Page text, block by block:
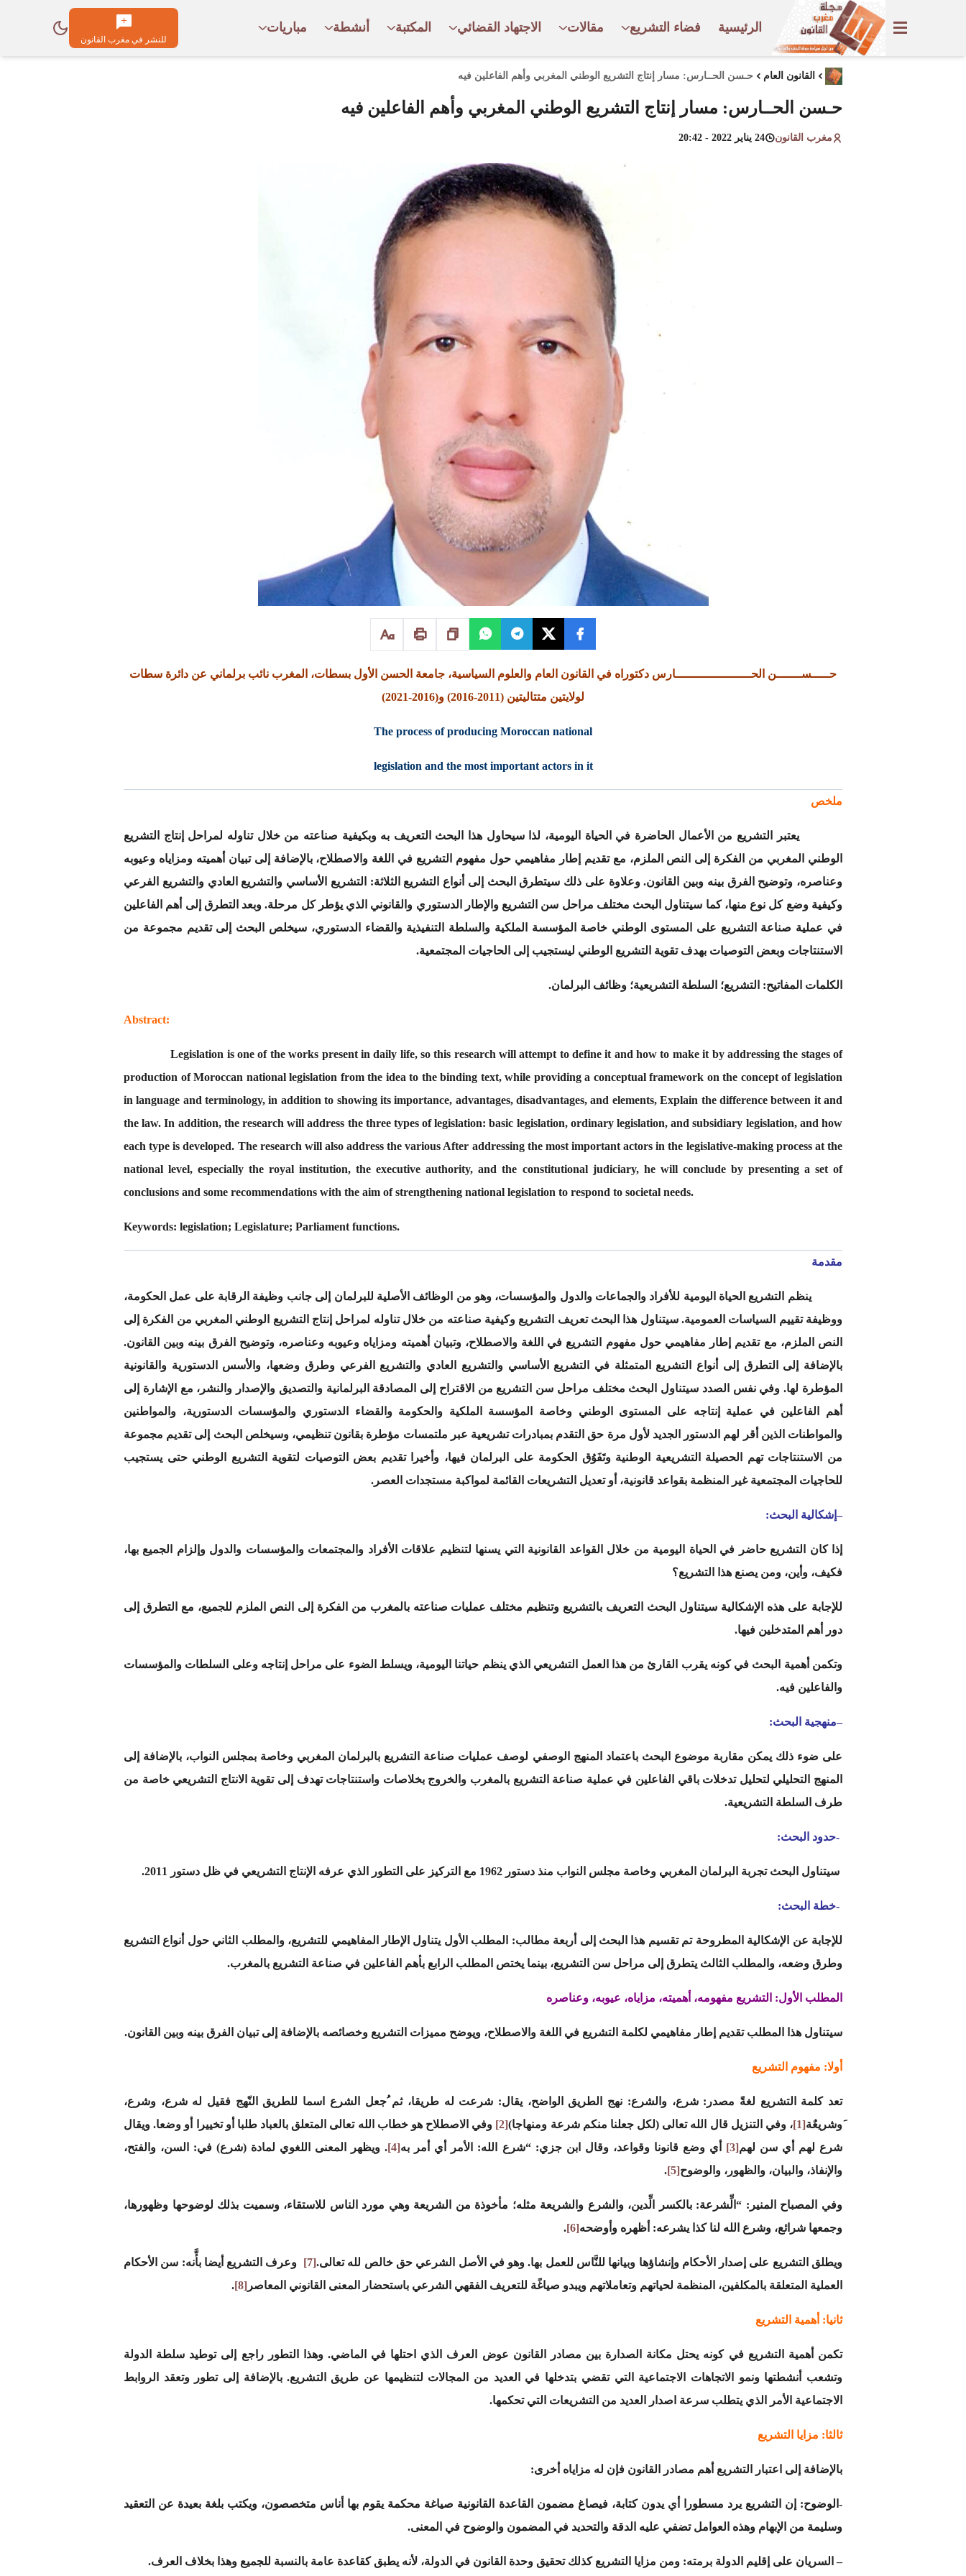
الرئيسية فضاء التشريع مقالات الاجتهاد القضائي المكتبة أنشطة مباريات
للنشر في مغرب القانون
القانون العام حـسن الحــارس: مسار إنتاج التشريع الوطني المغربي وأهم الفاعلين فيه
حـسن الحــارس: مسار إنتاج التشريع الوطني المغربي وأهم الفاعلين فيه
مغرب القانون 24 يناير 2022 - 20:42
حـــــســـــــن الحـــــــــــــــــــــارس دكتوراه في القانون العام والعلوم السياسية، جامعة الحسن الأول بسطات، المغرب نائب برلماني عن دائرة سطات
لولايتين متتاليتين (2011-2016) و(2016-2021)
The process of producing Moroccan national
legislation and the most important actors in it
ملخص
يعتبر التشريع من الأعمال الحاضرة في الحياة اليومية، لذا سيحاول هذا البحث التعريف به وبكيفية صناعته من خلال تناوله لمراحل إنتاج التشريع
الوطني المغربي من الفكرة إلى النص الملزم، مع تقديم إطار مفاهيمي حول مفهوم التشريع في اللغة والاصطلاح، بالإضافة إلى تبيان أهميته ومزاياه وعيوبه
وعناصره، وتوضيح الفرق بينه وبين القانون. وعلاوة على ذلك سيتطرق البحث إلى أنواع التشريع الثلاثة: التشريع الأساسي والتشريع العادي والتشريع الفرعي
وكيفية وضع كل نوع منها، كما سيتناول البحث مختلف مراحل سن التشريع والإطار الدستوري والقانوني الذي يؤطر كل مرحلة. وبعد التطرق إلى أهم الفاعلين
في عملية صناعة التشريع على المستوى الوطني خاصة المؤسسة الملكية والسلطة التنفيذية والقضاء الدستوري، سيخلص البحث إلى تقديم مجموعة من
الاستنتاجات وبعض التوصيات بهدف تقوية التشريع الوطني ليستجيب إلى الحاجيات المجتمعية.
الكلمات المفاتيح: التشريع؛ السلطة التشريعية؛ وظائف البرلمان.
Abstract:
Legislation is one of the works present in daily life, so this research will attempt to define it and how to make it by addressing the stages of
production of Moroccan national legislation from the idea to the binding text, while providing a conceptual framework on the concept of legislation
in language and terminology, in addition to showing its importance, advantages, disadvantages, and elements, Explain the difference between it and
the law. In addition, the research will address the three types of legislation: basic legislation, ordinary legislation, and subsidiary legislation, and how
each type is developed. The research will also address the various After addressing the most important actors in the legislative-making process at the
national level, especially the royal institution, the executive authority, and the constitutional judiciary, he will conclude by presenting a set of
conclusions and some recommendations with the aim of strengthening national legislation to respond to societal needs.
Keywords: legislation; Legislature; Parliament functions.
مقدمة
ينظم التشريع الحياة اليومية للأفراد والجماعات والدول والمؤسسات، وهو من الوظائف الأصلية للبرلمان إلى جانب وظيفة الرقابة على عمل الحكومة،
ووظيفة تقييم السياسات العمومية. سيتناول هذا البحث تعريف التشريع وكيفية صناعته من خلال تناوله لمراحل إنتاج التشريع الوطني المغربي من الفكرة إلى
النص الملزم، مع تقديم إطار مفاهيمي حول مفهوم التشريع في اللغة والاصطلاح، وتبيان أهميته ومزاياه وعيوبه وعناصره، وتوضيح الفرق بينه وبين القانون.
بالإضافة إلى التطرق إلى أنواع التشريع المتمثلة في التشريع الأساسي والتشريع العادي والتشريع الفرعي وطرق وضعها، والأسس الدستورية والقانونية
المؤطرة لها. وفي نفس الصدد سيتناول البحث مختلف مراحل سن التشريع من الاقتراح إلى المصادقة البرلمانية والتصديق والإصدار والنشر، مع الإشارة إلى
أهم الفاعلين في عملية إنتاجه على المستوى الوطني وخاصة المؤسسة الملكية والحكومة والقضاء الدستوري والمؤسسات الدستورية، والمواطنين
والمواطنات الذين أقر لهم الدستور الجديد لأول مرة حق التقدم بمبادرات تشريعية عبر ملتمسات مؤطرة بقانون تنظيمي، وسيخلص البحث إلى تقديم مجموعة
من الاستنتاجات تهم الحصيلة التشريعية الوطنية وتَفَوُق الحكومة على البرلمان فيها، وأخيرا تقديم بعض التوصيات لتقوية التشريع الوطني حتى يستجيب
للحاجيات المجتمعية غير المنظمة بقواعد قانونية، أو تعديل التشريعات القائمة لمواكبة مستجدات العصر.
– إشكالية البحث:
إذا كان التشريع حاضر في الحياة اليومية من خلال القواعد القانونية التي يسنها لتنظيم علاقات الأفراد والمجتمعات والمؤسسات والدول وإلزام الجميع بها،
فكيف، وأين، ومن يصنع هذا التشريع؟
للإجابة على هذه الإشكالية سيتناول البحث التعريف بالتشريع وتنظيم مختلف عمليات صناعته بالمغرب من الفكرة إلى النص الملزم للجميع، مع التطرق إلى
دور أهم المتدخلين فيها.
وتكمن أهمية البحث في كونه يقرب القارئ من هذا العمل التشريعي الذي ينظم حياتنا اليومية، ويسلط الضوء على مراحل إنتاجه وعلى السلطات والمؤسسات
والفاعلين فيه.
–منهجية البحث:
على ضوء ذلك يمكن مقاربة موضوع البحث باعتماد المنهج الوصفي لوصف عمليات صناعة التشريع بالبرلمان المغربي وخاصة بمجلس النواب، بالإضافة إلى
المنهج التحليلي لتحليل تدخلات باقي الفاعلين في عملية صناعة التشريع بالمغرب والخروج بخلاصات واستنتاجات تهدف إلى تقوية الانتاج التشريعي خاصة من
طرف السلطة التشريعية.
-حدود البحث:
سيتناول البحث تجربة البرلمان المغربي وخاصة مجلس النواب منذ دستور 1962 مع التركيز على التطور الذي عرفه الإنتاج التشريعي في ظل دستور 2011.
-خطة البحث:
للإجابة عن الإشكالية المطروحة تم تقسيم هذا البحث إلى أربعة مطالب: المطلب الأول يتناول الإطار المفاهيمي للتشريع، والمطلب الثاني حول أنواع التشريع
وطرق وضعه، والمطلب الثالث يتطرق إلى مراحل سن التشريع، بينما يختص المطلب الرابع بأهم الفاعلين في صناعة التشريع بالمغرب.
المطلب الأول: التشريع مفهومه، أهميته، مزاياه، عيوبه، وعناصره
سيتناول هذا المطلب تقديم إطار مفاهيمي لكلمة التشريع في اللغة والاصطلاح، ويوضح مميزات التشريع وخصائصه بالإضافة إلى تبيان الفرق بينه وبين القانون.
أولا: مفهوم التشريع
تعد كلمة التشريع لغةً مصدر: شرع، والشرع: نهج الطريق الواضح، يقال: شرعت له طريقا، ثم ُجعل الشرع اسما للطريق النّهج فقيل له شرع، وشرع،
َوشريعٌة[1] ، وفي التنزيل قال الله تعالى (لكل جعلنا منكم شرعة ومنهاجا)[2]
وفي الاصطلاح هو خطاب الله تعالى المتعلق بالعباد طلبا أو تخييرا أو وضعا. ويقال
شرع لهم أي سن لهم[3] أي وضع قانونا وقواعد، وقال ابن جزي: “شرع الله: الأمر أي أمر به[4]
. ويظهر المعنى اللغوي لمادة (شرع) في: السن، والفتح،
والإنفاذ، والبيان، والظهور، والوضوح[5]
.
وفي المصباح المنير: “الِّشرعة: بالكسر الِّدين، والشرع والشريعة مثله؛ مأخوذة من الشريعة وهي مورد الناس للاستقاء، وسميت بذلك لوضوحها وظهورها،
وجمعها شرائع، وشرع الله لنا كذا يشرعه: أظهره وأوضحه[6]
.
ويطلق التشريع على إصدار الأحكام وإنشاؤها وبيانها للنَّاس للعمل بها. وهو في الأصل الشرعي حق خالص لله تعالى.[7]
وعرف التشريع أيضا بأَّنه: سن الأحكام
العملية المتعلقة بالمكلفين، المنظمة لحياتهم وتعاملاتهم ويبدو صياغًة للتعريف الفقهي الشرعي باستحضار المعنى القانوني المعاصر [8]
.
ثانيا: أهمية التشريع
تكمن أهمية التشريع في كونه يحتل مكانة الصدارة بين مصادر القانون عوض العرف الذي احتلها في الماضي. وهذا التطور راجع إلى توطيد سلطة الدولة
وتشعب أنشطتها ونمو الاتجاهات الاجتماعية التي تقضي بتدخلها في العديد من المجالات لتنظيمها عن طريق التشريع. بالإضافة إلى تطور وتعقد الروابط
الاجتماعية الأمر الذي يتطلب سرعة اصدار العديد من التشريعات التي تحكمها.
ثالثا: مزايا التشريع
بالإضافة إلى اعتبار التشريع أهم مصادر القانون فإن له مزاياه أخرى:
-الوضوح: إن التشريع يرد مسطورا أي يدون كتابة، فيصاغ مضمون القاعدة القانونية صياغة محكمة يقوم بها أناس متخصصون، ويكتب بلغة بعيدة عن التعقيد
وسليمة من الإبهام وهذه العوامل تضفي عليه الدقة والتحديد في المضمون والوضوح في المعنى.
– السريان على إقليم الدولة برمته: ومن مزايا التشريع كذلك تحقيق وحدة القانون في الدولة، لأنه يطبق كقاعدة عامة بالنسبة للجميع وهذا بخلاف العرف.